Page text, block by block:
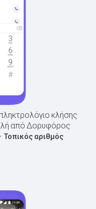
κλήσης
από Δορυφόρος
Τοπικός αριθμός